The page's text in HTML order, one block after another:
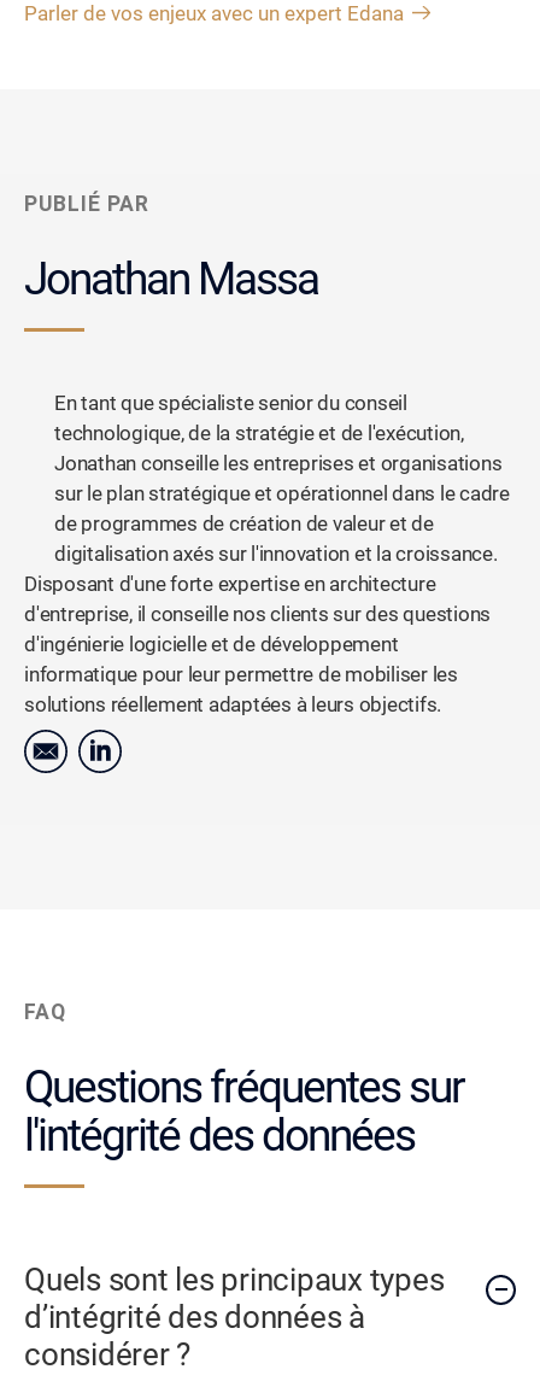
Parler de vos enjeux avec un expert Edana
PUBLIÉ PAR
Jonathan Massa
En tant que spécialiste senior du conseil
technologique, de la stratégie et de l'exécution,
Jonathan conseille les entreprises et organisations
sur le plan stratégique et opérationnel dans le cadre
de programmes de création de valeur et de
digitalisation axés sur l'innovation et la croissance.
Disposant d'une forte expertise en architecture
d'entreprise, il conseille nos clients sur des questions
d'ingénierie logicielle et de développement
informatique pour leur permettre de mobiliser les
solutions réellement adaptées à leurs objectifs.
FAQ
Questions fréquentes sur
l'intégrité des données
Quels sont les principaux types
d’intégrité des données à
considérer ?